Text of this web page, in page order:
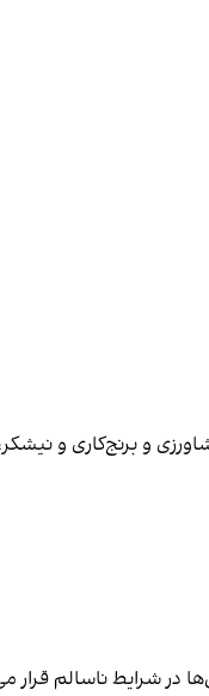
و برنج‌کاری و
در شرایط ناسالم قرار